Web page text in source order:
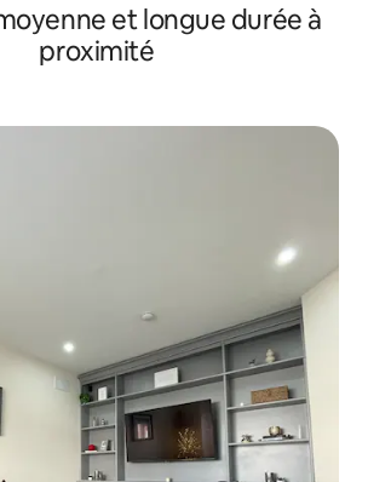
et longue durée à
proximité